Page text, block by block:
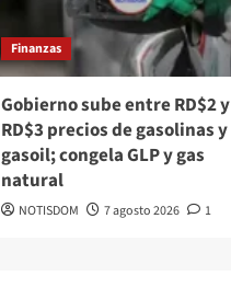
Finanzas
Gobierno sube entre RD$2 y
RD$3 precios de gasolinas y
gasoil; congela GLP y gas
natural
NOTISDOM 7 agosto 2026 1